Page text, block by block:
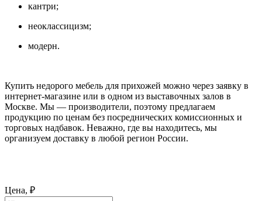
кантри;
неоклассицизм;
модерн.
Купить недорого мебель для прихожей можно через заявку в
интернет-магазине или в одном из выставочных залов в
Москве. Мы — производители, поэтому предлагаем
продукцию по ценам без посреднических комиссионных и
торговых надбавок. Неважно, где вы находитесь, мы
организуем доставку в любой регион России.
Цена, ₽